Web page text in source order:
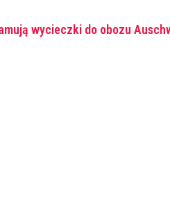
wycieczki do obozu